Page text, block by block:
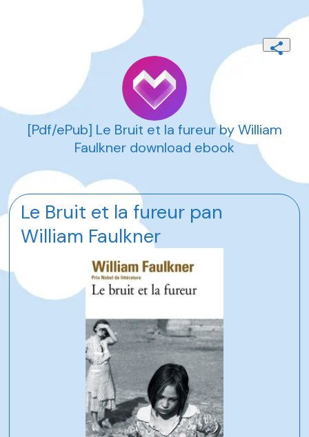
[Pdf/ePub] Le Bruit et la fureur by William
Faulkner download ebook
Le Bruit et la fureur pan
William Faulkner